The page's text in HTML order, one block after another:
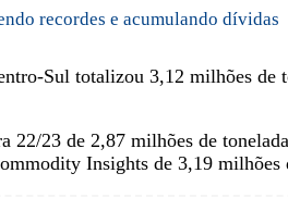
recordes e acumulando dívidas
Sul totalizou 3,12 milhões
22/23 de 2,87 milhões de
Insights de 3,19 milhões